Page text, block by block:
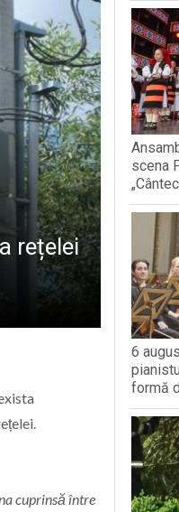
Hunedoara
a clubului de
dedicat prieteniei și
rețelei
cuprinsă între
scena
6
formă